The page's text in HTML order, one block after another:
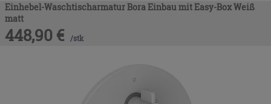
Einhebel-Waschtischarmatur Bora Einbau mit Easy-Box Weiß
matt
448,90 € /stk